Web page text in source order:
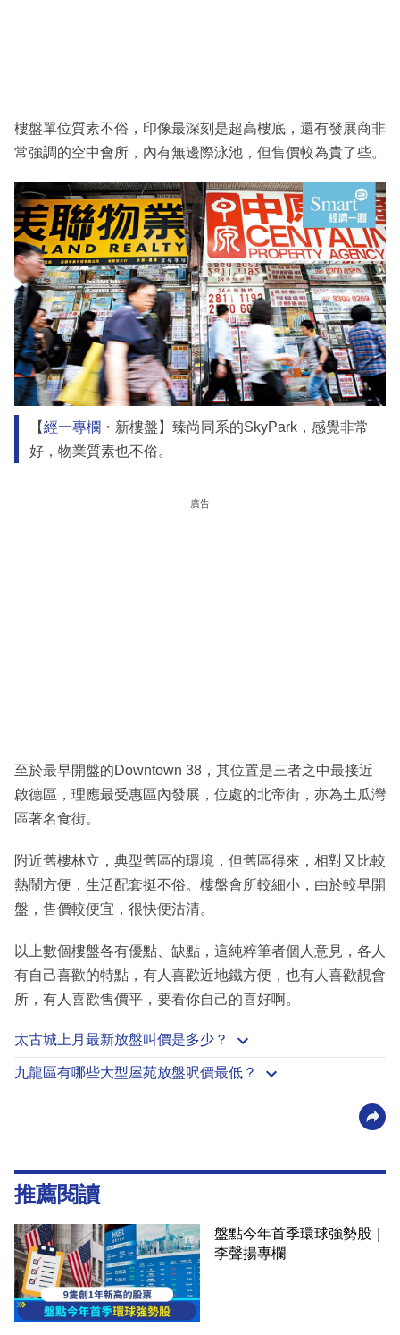
樓盤單位質素不俗，印像最深刻是超高樓底，還有發展商非
常強調的空中會所，內有無邊際泳池，但售價較為貴了些。
【經一專欄 ・新樓盤】臻尚同系的SkyPark，感覺非常
好，物業質素也不俗。
廣告
至於最早開盤的Downtown 38，其位置是三者之中最接近
啟德區，理應最受惠區內發展，位處的北帝街，亦為土瓜灣
區著名食街。
附近舊樓林立，典型舊區的環境，但舊區得來，相對又比較
熱鬧方便，生活配套挺不俗。樓盤會所較細小，由於較早開
盤，售價較便宜，很快便沽清。
以上數個樓盤各有優點、缺點，這純粹筆者個人意見，各人
有自己喜歡的特點，有人喜歡近地鐵方便，也有人喜歡靚會
所，有人喜歡售價平，要看你自己的喜好啊。
太古城上月最新放盤叫價是多少？
九龍區有哪些大型屋苑放盤呎價最低？
推薦閱讀
盤點今年首季環球強勢股｜
李聲揚專欄